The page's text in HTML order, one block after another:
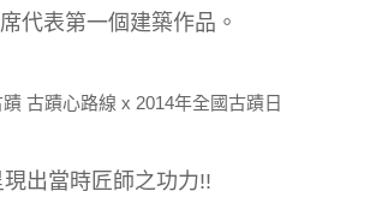
代表第一個建築作品。
出當時匠師之功力!!